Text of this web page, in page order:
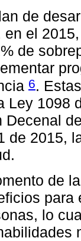
de
en el
de
6.
Ley 1098
Decenal
de 2015,
de
para
lo